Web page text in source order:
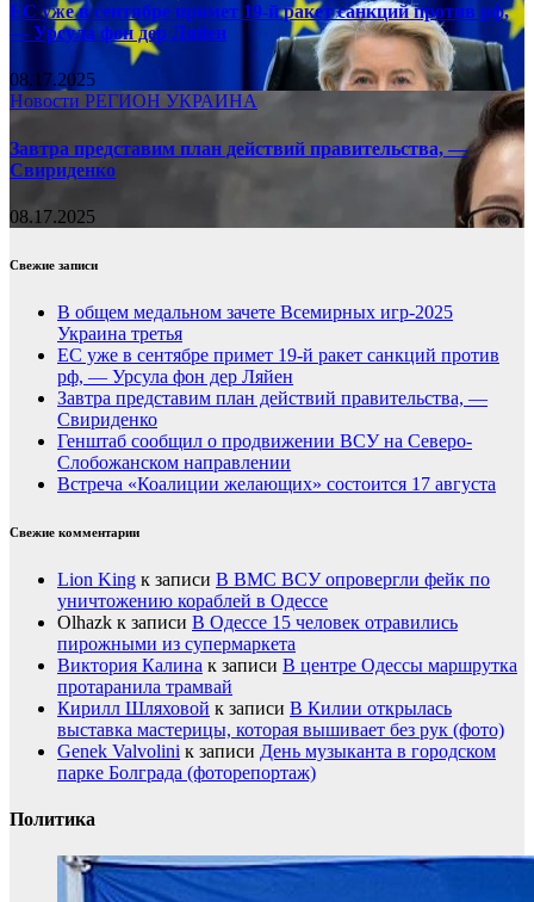
ЕС уже в сентябре примет 19-й ракет санкций против рф,
— Урсула фон дер Ляйен
08.17.2025
Новости РЕГИОН УКРАИНА
Завтра представим план действий правительства, —
Свириденко
08.17.2025
Свежие записи
В общем медальном зачете Всемирных игр-2025
Украина третья
ЕС уже в сентябре примет 19-й ракет санкций против
рф, — Урсула фон дер Ляйен
Завтра представим план действий правительства, —
Свириденко
Генштаб сообщил о продвижении ВСУ на Северо-
Слобожанском направлении
Встреча «Коалиции желающих» состоится 17 августа
Свежие комментарии
Lion King к записи В ВМС ВСУ опровергли фейк по
уничтожению кораблей в Одессе
Olhazk к записи В Одессе 15 человек отравились
пирожными из супермаркета
Виктория Калина к записи В центре Одессы маршрутка
протаранила трамвай
Кирилл Шляховой к записи В Килии открылась
выставка мастерицы, которая вышивает без рук (фото)
Genek Valvolini к записи День музыканта в городском
парке Болграда (фоторепортаж)
Политика